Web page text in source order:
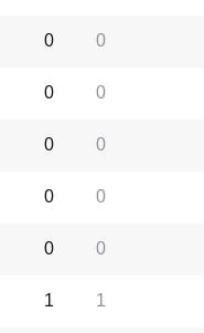
0
0
0
0
0
0
0
0
0
0
1
1